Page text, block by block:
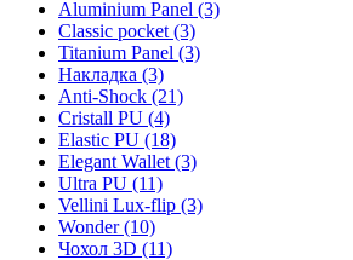
Aluminium Panel (3)
Classic pocket (3)
Titanium Panel (3)
Накладка (3)
Anti-Shock (21)
Cristall PU (4)
Elastic PU (18)
Elegant Wallet (3)
Ultra PU (11)
Vellini Lux-flip (3)
Wonder (10)
Чохол 3D (11)